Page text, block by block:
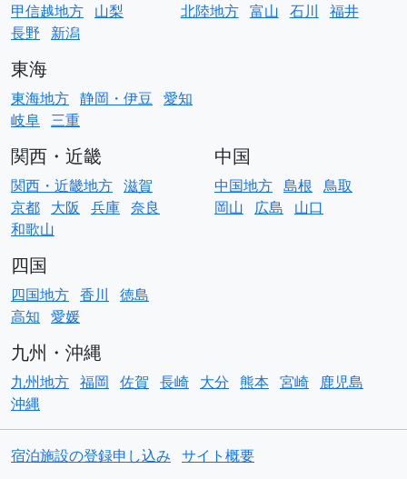
甲信越地方 山梨
長野
新潟
北陸地方 富山 石川 福井
東海
東海地方 静岡・伊豆 愛知
岐阜 三重
関西・近畿
関西・近畿地方 滋賀
京都 大阪 兵庫 奈良
和歌山
中国
中国地方 島根 鳥取
岡山
広島 山口
四国
四国地方 香川
徳島
高知 愛媛
九州・沖縄
九州地方 福岡 佐賀 長崎 大分 熊本 宮崎
鹿児島
沖縄
宿泊施設の登録申し込み サイト概要